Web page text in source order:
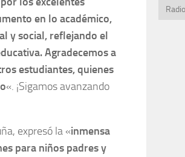
en lo académico,
y social, reflejando el
Agradecemos a
estudiantes, quienes
«. ¡Sigamos avanzando
expresó la «inmensa
para niños padres y